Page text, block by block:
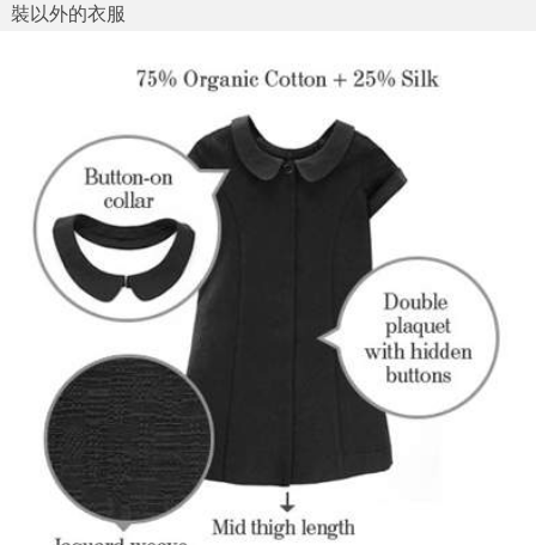
裝以外的衣服